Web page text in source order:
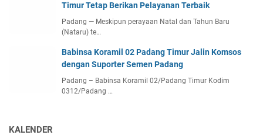
Timur Tetap Berikan Pelayanan Terbaik
Padang — Meskipun perayaan Natal dan Tahun Baru
(Nataru) te…
Babinsa Koramil 02 Padang Timur Jalin Komsos
dengan Suporter Semen Padang
Padang – Babinsa Koramil 02/Padang Timur Kodim
0312/Padang …
KALENDER